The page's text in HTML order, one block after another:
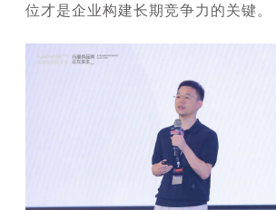
位才是企业构建长期竞争力的关键。